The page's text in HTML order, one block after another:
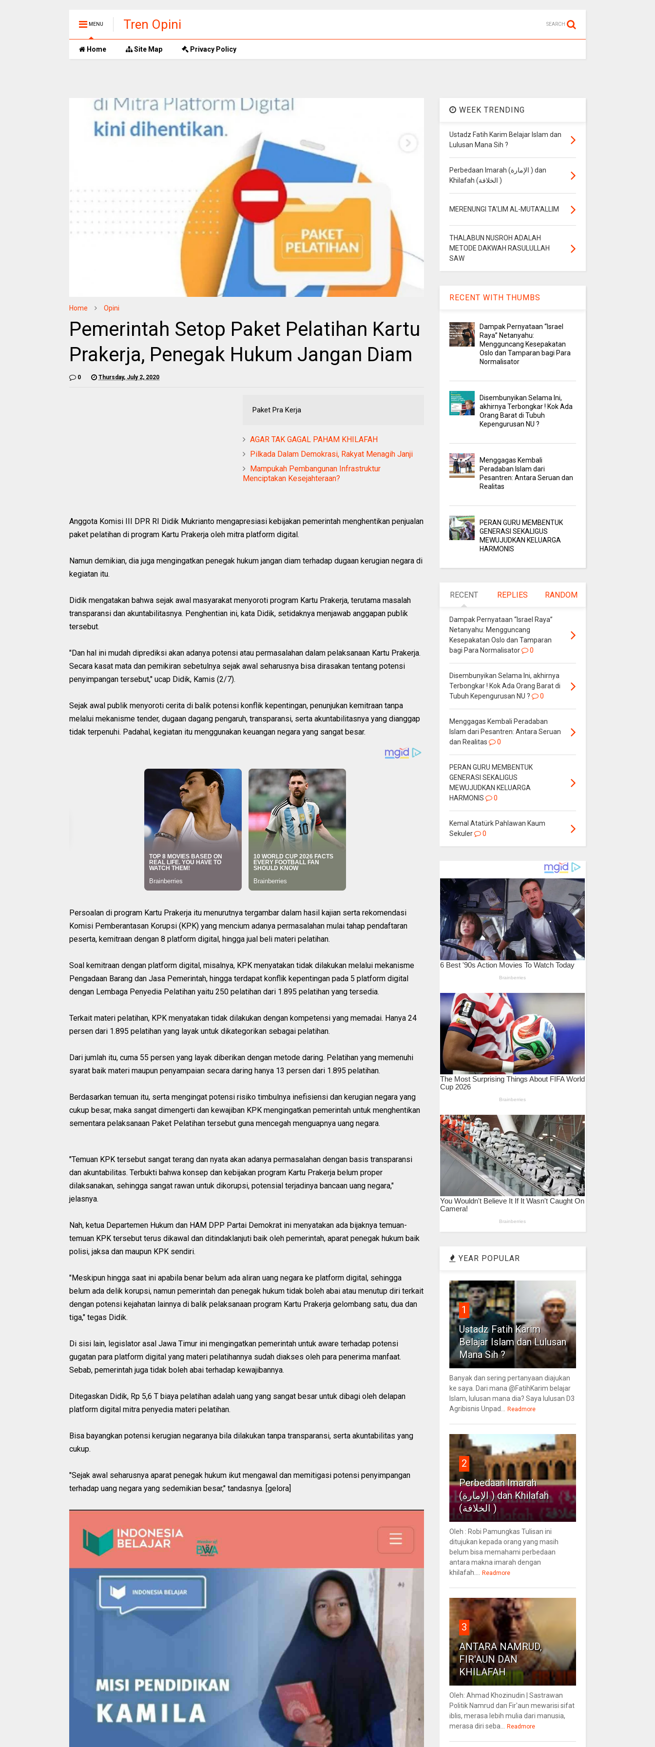
MENU Tren Opini SEARCH
Home Site Map Privacy Policy
Home Opini
Pemerintah Setop Paket Pelatihan Kartu
Prakerja, Penegak Hukum Jangan Diam
0 Thursday, July 2, 2020
Paket Pra Kerja
AGAR TAK GAGAL PAHAM KHILAFAH
Pilkada Dalam Demokrasi, Rakyat Menagih Janji
Mampukah Pembangunan Infrastruktur
Menciptakan Kesejahteraan?
Anggota Komisi III DPR RI Didik Mukrianto mengapresiasi kebijakan pemerintah menghentikan penjualan
paket pelatihan di program Kartu Prakerja oleh mitra platform digital.
Namun demikian, dia juga mengingatkan penegak hukum jangan diam terhadap dugaan kerugian negara di
kegiatan itu.
Didik mengatakan bahwa sejak awal masyarakat menyoroti program Kartu Prakerja, terutama masalah
transparansi dan akuntabilitasnya. Penghentian ini, kata Didik, setidaknya menjawab anggapan publik
tersebut.
"Dan hal ini mudah diprediksi akan adanya potensi atau permasalahan dalam pelaksanaan Kartu Prakerja.
Secara kasat mata dan pemikiran sebetulnya sejak awal seharusnya bisa dirasakan tentang potensi
penyimpangan tersebut," ucap Didik, Kamis (2/7).
Sejak awal publik menyoroti cerita di balik potensi konflik kepentingan, penunjukan kemitraan tanpa
melalui mekanisme tender, dugaan dagang pengaruh, transparansi, serta akuntabilitasnya yang dianggap
tidak terpenuhi. Padahal, kegiatan itu menggunakan keuangan negara yang sangat besar.
Persoalan di program Kartu Prakerja itu menurutnya tergambar dalam hasil kajian serta rekomendasi
Komisi Pemberantasan Korupsi (KPK) yang mencium adanya permasalahan mulai tahap pendaftaran
peserta, kemitraan dengan 8 platform digital, hingga jual beli materi pelatihan.
Soal kemitraan dengan platform digital, misalnya, KPK menyatakan tidak dilakukan melalui mekanisme
Pengadaan Barang dan Jasa Pemerintah, hingga terdapat konflik kepentingan pada 5 platform digital
dengan Lembaga Penyedia Pelatihan yaitu 250 pelatihan dari 1.895 pelatihan yang tersedia.
Terkait materi pelatihan, KPK menyatakan tidak dilakukan dengan kompetensi yang memadai. Hanya 24
persen dari 1.895 pelatihan yang layak untuk dikategorikan sebagai pelatihan.
Dari jumlah itu, cuma 55 persen yang layak diberikan dengan metode daring. Pelatihan yang memenuhi
syarat baik materi maupun penyampaian secara daring hanya 13 persen dari 1.895 pelatihan.
Berdasarkan temuan itu, serta mengingat potensi risiko timbulnya inefisiensi dan kerugian negara yang
cukup besar, maka sangat dimengerti dan kewajiban KPK mengingatkan pemerintah untuk menghentikan
sementara pelaksanaan Paket Pelatihan tersebut guna mencegah menguapnya uang negara.
"Temuan KPK tersebut sangat terang dan nyata akan adanya permasalahan dengan basis transparansi
dan akuntabilitas. Terbukti bahwa konsep dan kebijakan program Kartu Prakerja belum proper
dilaksanakan, sehingga sangat rawan untuk dikorupsi, potensial terjadinya bancaan uang negara,"
jelasnya.
Nah, ketua Departemen Hukum dan HAM DPP Partai Demokrat ini menyatakan ada bijaknya temuan-
temuan KPK tersebut terus dikawal dan ditindaklanjuti baik oleh pemerintah, aparat penegak hukum baik
polisi, jaksa dan maupun KPK sendiri.
"Meskipun hingga saat ini apabila benar belum ada aliran uang negara ke platform digital, sehingga
belum ada delik korupsi, namun pemerintah dan penegak hukum tidak boleh abai atau menutup diri terkait
dengan potensi kejahatan lainnya di balik pelaksanaan program Kartu Prakerja gelombang satu, dua dan
tiga," tegas Didik.
Di sisi lain, legislator asal Jawa Timur ini mengingatkan pemerintah untuk aware terhadap potensi
gugatan para platform digital yang materi pelatihannya sudah diakses oleh para penerima manfaat.
Sebab, pemerintah juga tidak boleh abai terhadap kewajibannya.
Ditegaskan Didik, Rp 5,6 T biaya pelatihan adalah uang yang sangat besar untuk dibagi oleh delapan
platform digital mitra penyedia materi pelatihan.
Bisa bayangkan potensi kerugian negaranya bila dilakukan tanpa transparansi, serta akuntabilitas yang
cukup.
"Sejak awal seharusnya aparat penegak hukum ikut mengawal dan memitigasi potensi penyimpangan
terhadap uang negara yang sedemikian besar," tandasnya. [gelora]
WEEK TRENDING
Ustadz Fatih Karim Belajar Islam dan
Lulusan Mana Sih ?
Perbedaan Imarah (الإمارة ) dan
Khilafah (الخلافة )
MERENUNGI TA'LIM AL-MUTA'ALLIM
THALABUN NUSROH ADALAH
METODE DAKWAH RASULULLAH
SAW
RECENT WITH THUMBS
Dampak Pernyataan “Israel
Raya” Netanyahu:
Mengguncang Kesepakatan
Oslo dan Tamparan bagi Para
Normalisator
Disembunyikan Selama Ini,
akhirnya Terbongkar ! Kok Ada
Orang Barat di Tubuh
Kepengurusan NU ?
Menggagas Kembali
Peradaban Islam dari
Pesantren: Antara Seruan dan
Realitas
PERAN GURU MEMBENTUK
GENERASI SEKALIGUS
MEWUJUDKAN KELUARGA
HARMONIS
RECENT REPLIES RANDOM
Dampak Pernyataan “Israel Raya”
Netanyahu: Mengguncang
Kesepakatan Oslo dan Tamparan
bagi Para Normalisator
0
Disembunyikan Selama Ini, akhirnya
Terbongkar ! Kok Ada Orang Barat di
Tubuh Kepengurusan NU ?
0
Menggagas Kembali Peradaban
Islam dari Pesantren: Antara Seruan
dan Realitas
0
PERAN GURU MEMBENTUK
GENERASI SEKALIGUS
MEWUJUDKAN KELUARGA
HARMONIS
0
Kemal Atatürk Pahlawan Kaum
Sekuler
0
YEAR POPULAR
1
Ustadz Fatih Karim
Belajar Islam dan Lulusan
Mana Sih ?
Banyak dan sering pertanyaan diajukan
ke saya. Dari mana @FatihKarim belajar
Islam, lulusan mana dia? Saya lulusan D3
Agribisnis Unpad...
Readmore
2
Perbedaan Imarah
(الإمارة ) dan Khilafah
(الخلافة )
Oleh : Robi Pamungkas Tulisan ini
ditujukan kepada orang yang masih
belum bisa memahami perbedaan
antara makna imarah dengan
khilafah....
Readmore
3
ANTARA NAMRUD,
FIR'AUN DAN
KHILAFAH
Oleh: Ahmad Khozinudin | Sastrawan
Politik Namrud dan Fir'aun mewarisi sifat
iblis, merasa lebih mulia dari manusia,
merasa diri seba...
Readmore